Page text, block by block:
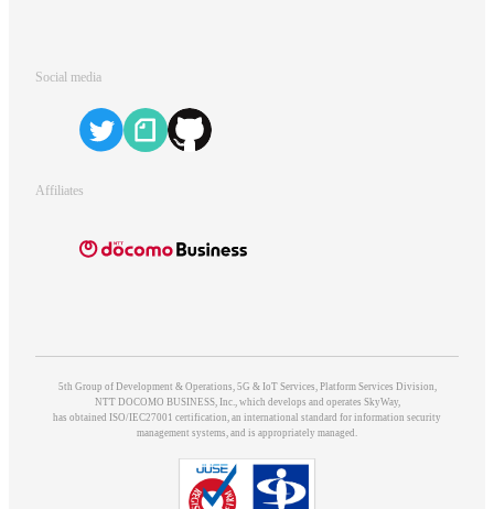
Social media
Affiliates
5th Group of Development & Operations, 5G & IoT Services, Platform Services Division,
NTT DOCOMO BUSINESS, Inc., which develops and operates SkyWay,
has obtained ISO/IEC27001 certification, an international standard for information security
management systems, and is appropriately managed.